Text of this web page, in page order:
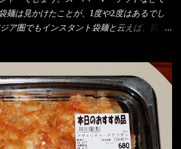
イズは、直径30cmほどあります。 そこに
飯にカレーがかかっています。 カレーは辛
ンカツです。 それも揚げたての熱々です。
なければ、漢では無い！と云っても過言で
も、兎に角ボリューム満点で＜薄カツ＞と
トンカツが2枚重ねて出てくるだ！ 1枚が薄
たらしいけど・・・
麺は見かけたことが、1度や2度はあるでし
ア圏でもインスタント袋麺と云えば、四角
ストアで見かけ思わず手に取って買い物篭
数量限定＞宮崎辛麺風ラーメン オーッといき
と・・・・ 棒状インスタントラーメンの
た。 か・ら・め・ん・辛麺！ 宮崎辛麺は
も出されている、辛口のラーメンじゃ
ら、酸辣湯麺？なんてね。 よし今日のサラ